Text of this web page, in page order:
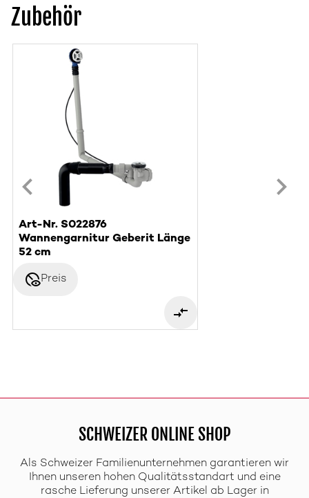
Zubehör
Art-Nr. S022876
Wannengarnitur Geberit Länge
52 cm
disabled_visiblePreis
SCHWEIZER ONLINE SHOP
Als Schweizer Familienunternehmen garantieren wir
Ihnen unseren hohen Qualitätsstandart und eine
rasche Lieferung unserer Artikel ab Lager in